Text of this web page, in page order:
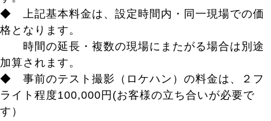
◆ 上記基本料金は、設定時間内・同一現場での価
格となります。
時間の延長・複数の現場にまたがる場合は別途
加算されます。
◆ 事前のテスト撮影（ロケハン）の料金は、２フ
ライト程度100,000円(お客様の立ち合いが必要で
す）